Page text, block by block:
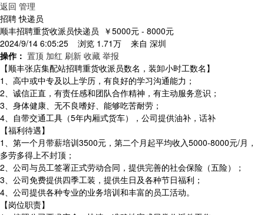
返回 管理
招聘 快递员
顺丰招聘重货收派员快递员 ￥5000元 - 8000元
2024/9/14 6:05:25 浏览 1.71万 来自 深圳
操作： 置顶 加红 刷新 收藏 举报
【顺丰张店集配站招聘重货收派员数名，装卸小时工数名】
1、高中或中专及以上学历，有良好的学习沟通能力；
2、诚信正直，有责任感和团队合作精神，有主动服务意识；
3、身体健康、无不良嗜好、能够吃苦耐劳；
4、自带交通工具（5年内厢式货车），公司提供油补，话补
【福利待遇】
1、第一个月带薪培训3500元，第二个月起平均收入5000-8000元/月，
多劳多得上不封顶；
2、公司与员工签署正式劳动合同，提供完善的社会保险（五险）；
3、公司免费提供四季工装，提供生日及各种节日福利；
4、公司提供各种专业的业务培训和丰富的员工活动。
【岗位职责】